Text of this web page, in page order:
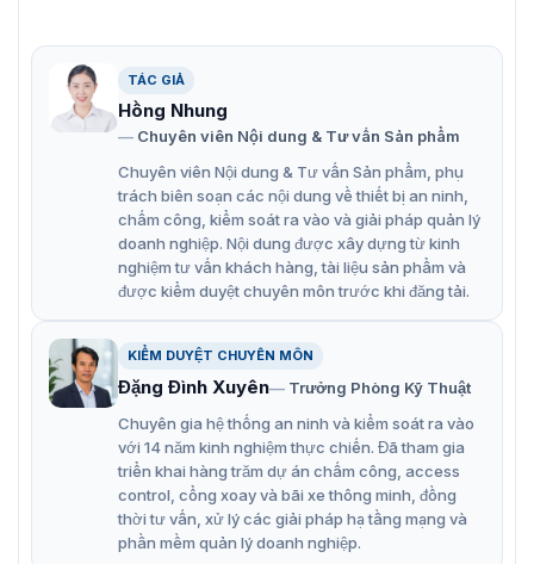
Switch PoE 8 port Dahua DH-PFS3009-8ET-96
Đặc điểm nổi bật của DH-PFS3009-
8ET-96
Switch PoE hai lớp
Dahua DH-PFS3009-8ET-96 là switch PoE hai lớp, cho
phép quản lý mạng linh hoạt và hiệu quả. Thiết bị này
hỗ trợ cả hai tiêu chuẩn IEEE802.3af và IEEE802.3at,
cung cấp khả năng cấp nguồn và truyền dữ liệu qua cáp
Ethernet đồng thời, giúp đơn giản hóa hệ thống cáp và
tiết kiệm chi phí lắp đặt.
TÁC GIẢ
Hồng Nhung
Chuyên viên Nội dung & Tư vấn Sản phẩm
Chuyên viên Nội dung & Tư vấn Sản phẩm, phụ
trách biên soạn các nội dung về thiết bị an ninh,
chấm công, kiểm soát ra vào và giải pháp quản lý
doanh nghiệp. Nội dung được xây dựng từ kinh
nghiệm tư vấn khách hàng, tài liệu sản phẩm và
được kiểm duyệt chuyên môn trước khi đăng tải.
KIỂM DUYỆT CHUYÊN MÔN
Đặng Đình Xuyên
Trưởng Phòng Kỹ Thuật
Chuyên gia hệ thống an ninh và kiểm soát ra vào
với 14 năm kinh nghiệm thực chiến. Đã tham gia
triển khai hàng trăm dự án chấm công, access
control, cổng xoay và bãi xe thông minh, đồng
thời tư vấn, xử lý các giải pháp hạ tầng mạng và
phần mềm quản lý doanh nghiệp.